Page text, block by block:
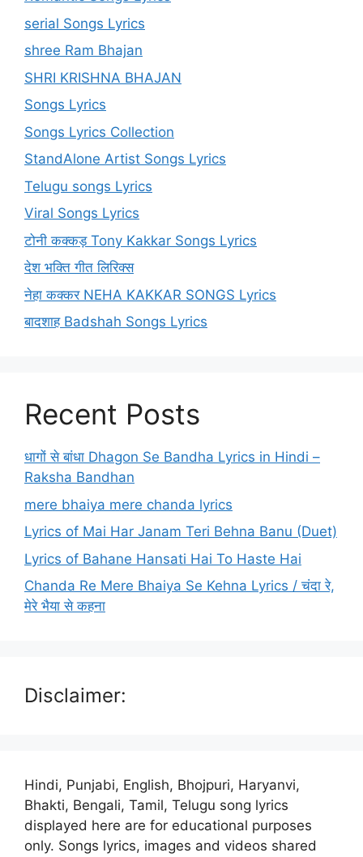
serial Songs Lyrics
shree Ram Bhajan
SHRI KRISHNA BHAJAN
Songs Lyrics
Songs Lyrics Collection
StandAlone Artist Songs Lyrics
Telugu songs Lyrics
Viral Songs Lyrics
टोनी कक्कड़ Tony Kakkar Songs Lyrics
देश भक्ति गीत लिरिक्स
नेहा कक्कर NEHA KAKKAR SONGS Lyrics
बादशाह Badshah Songs Lyrics
Recent Posts
धागों से बांधा Dhagon Se Bandha Lyrics in Hindi –
Raksha Bandhan
mere bhaiya mere chanda lyrics
Lyrics of Mai Har Janam Teri Behna Banu (Duet)
Lyrics of Bahane Hansati Hai To Haste Hai
Chanda Re Mere Bhaiya Se Kehna Lyrics / चंदा रे,
मेरे भैया से कहना
Disclaimer:
Hindi, Punjabi, English, Bhojpuri, Haryanvi,
Bhakti, Bengali, Tamil, Telugu song lyrics
displayed here are for educational purposes
only. Songs lyrics, images and videos shared